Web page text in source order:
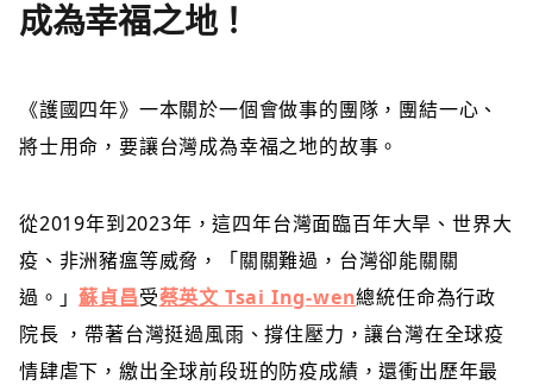
成為幸福之地！
《護國四年》一本關於一個會做事的團隊，團結一心、
將士用命，要讓台灣成為幸福之地的故事。
從2019年到2023年，這四年台灣面臨百年大旱、世界大
疫、非洲豬瘟等威脅，「關關難過，台灣卻能關關
過。」蘇貞昌受蔡英文 Tsai Ing-wen總統任命為行政
院長 ，帶著台灣挺過風雨、撐住壓力，讓台灣在全球疫
情肆虐下，繳出全球前段班的防疫成績，還衝出歷年最